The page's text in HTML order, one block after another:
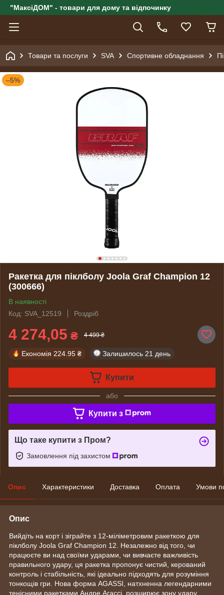
"МаксіДОМ" - товари для дому та відпочинку
Товари та послуги SVA Спортивне обладнання
–5%
Ракетка для піклболу Joola Graf Champion 12
(300666)
В наявності
Код: SVA_12519
Роздріб
4 274,05 ₴ 4 499 ₴
Економія 224.95 ₴ Залишилось 21 день
Купити
або
Купити з
Що таке купити з Пром?
Замовлення під захистом
Опис Характеристики Доставка Оплата Умови
Опис
Вийдіть на корт і зіграйте з 12-міліметровим ракеткою для
піклболу Joola Graf Champion 12. Незалежно від того, чи
працюєте ви над своїми ударами, чи вивчаєте важливість
правильного удару, ця ракетка пропонує чистий, керований
контроль і стабільність, які ідеально підходять для розуміння
тонкощів гри. Нова форма AGASSI, натхненна легендарними
тенісними ракетками Андре Агассі, розширює зону удару,